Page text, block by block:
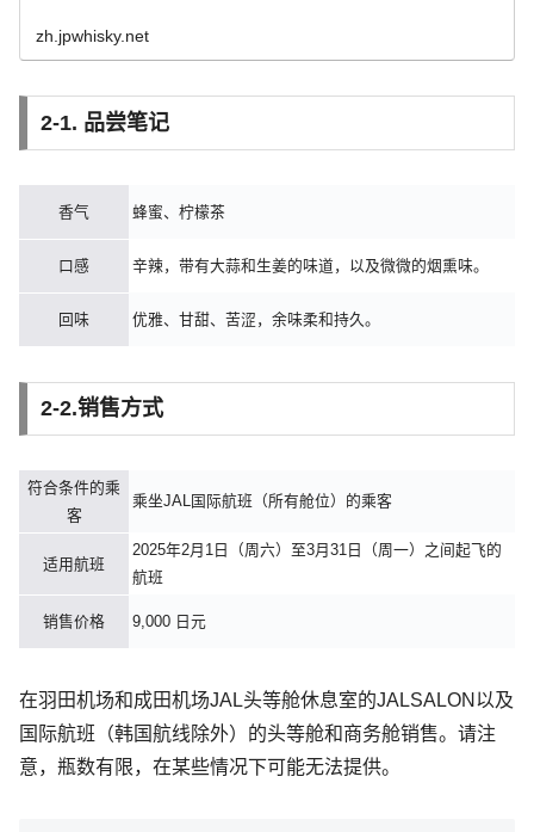
zh.jpwhisky.net
2-1. 品尝笔记
香气 蜂蜜、柠檬茶
口感 辛辣，带有大蒜和生姜的味道，以及微微的烟熏味。
回味 优雅、甘甜、苦涩，余味柔和持久。
2-2.销售方式
符合条件的乘
客
乘坐JAL国际航班（所有舱位）的乘客
适用航班
2025年2月1日（周六）至3月31日（周一）之间起飞的
航班
销售价格 9,000 日元
在羽田机场和成田机场JAL头等舱休息室的JALSALON以及
国际航班（韩国航线除外）的头等舱和商务舱销售。请注
意，瓶数有限，在某些情况下可能无法提供。